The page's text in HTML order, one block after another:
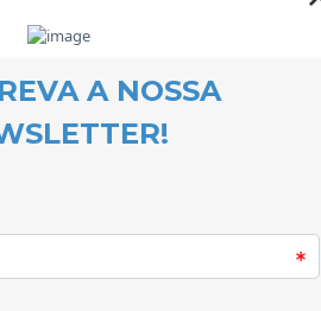
A sessão de dia 26 de junho
alterações climáticas são a
maior desafio civilizacional
feitos pela comunidade
ambientalistas, mostram que
económico dominante, de
consumo insustentáveis de
desperdício e poluição. Este
injustiças sociais, patentes
visíveis nas pessoas
Procurar-se-á dar uma